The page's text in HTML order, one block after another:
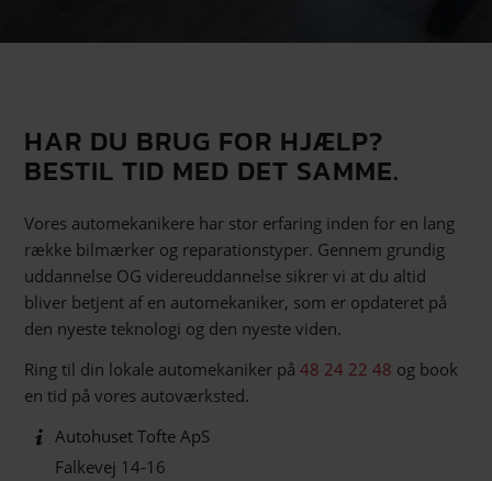
HAR DU BRUG FOR HJÆLP?
BESTIL TID MED DET SAMME.
Vores automekanikere har stor erfaring inden for en lang
række bilmærker og reparationstyper. Gennem grundig
uddannelse OG videreuddannelse sikrer vi at du altid
bliver betjent af en automekaniker, som er opdateret på
den nyeste teknologi og den nyeste viden.
Ring til din lokale automekaniker på48 24 22 48 og book
en tid på vores autoværksted.
Autohuset Tofte ApS
Falkevej 14-16